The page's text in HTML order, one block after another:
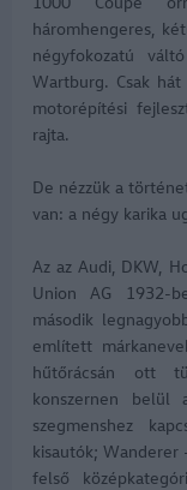
háromhengeres,
négyfokozatú
Wartburg. Csak
motorépítési
De nézzük a
van: a négy karika
Az az Audi, DKW,
Union AG 1932-
második
említett
hűtőrácsán ott
konszernen belül
szegmenshez
kisautók; Wanderer
felső